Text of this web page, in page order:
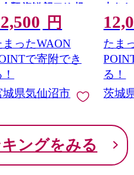
介類 海鮮 訳アリ 規
外 不揃い さけ サケ
身 シャケ 切り身
家庭用 おかず 弁
支援 サーモン 銀鮭
り身 魚 わけあり
円
まったWAON
で寄附でき
城県気仙沼市
大き
レ・
鰻 ふ
な重
茨城
と納
たま
る！
茨城
ングをみる